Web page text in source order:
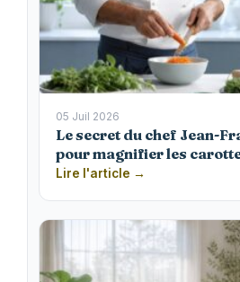
05 Juil 2026
Le secret du chef Jean-
pour magnifier les
Lire l'article →